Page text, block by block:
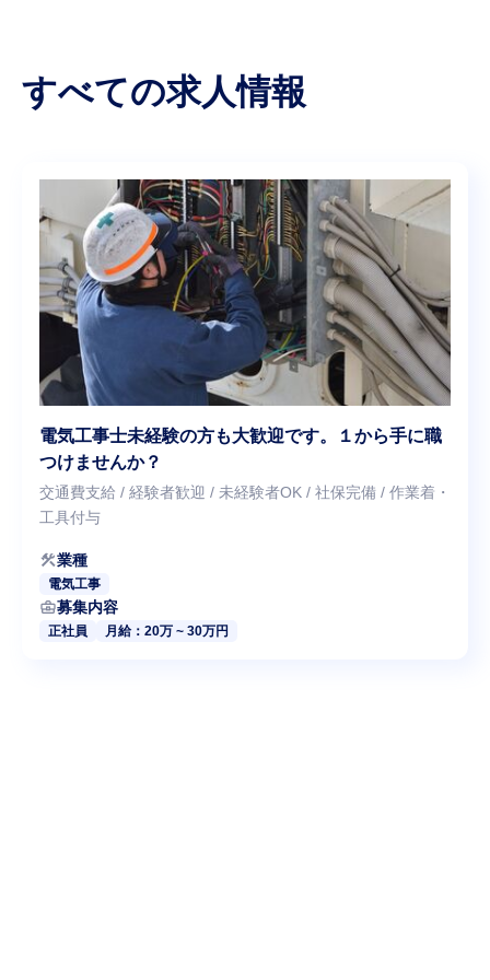
すべての求人情報
電気工事士未経験の方も大歓迎です。１から手に職
つけませんか？
交通費支給 / 経験者歓迎 / 未経験者OK / 社保完備 / 作業着・
工具付与
construction業種
電気工事
business_center募集内容
正社員 月給：20万 ~ 30万円